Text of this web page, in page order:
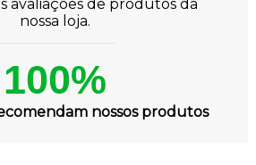
avaliações de produtos da
nossa loja.
100%
nossos produtos